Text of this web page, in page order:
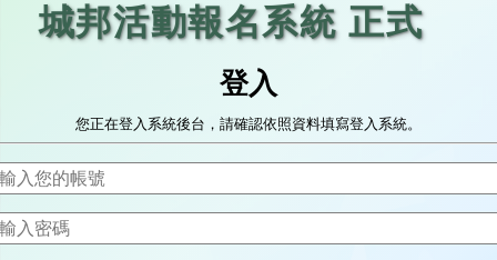
城邦活動報名系統 正式
登入
您正在登入系統後台，請確認依照資料填寫登入系統。